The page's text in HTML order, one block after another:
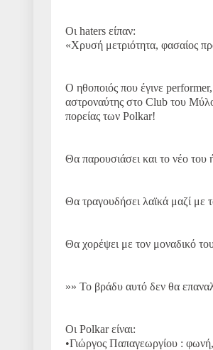
Οι haters είπαν:
«Χρυσή μετριότητα, φασαίος
Ο ηθοποιός που έγινε
αστροναύτης στο Club του
πορείας των Polkar!
Θα παρουσιάσει και το νέο του
Θα τραγουδήσει λαϊκά μαζί με
Θα χορέψει με τον μοναδικό
»» Το βράδυ αυτό δεν θα
Οι Polkar είναι:
•Γιώργος Παπαγεωργίου : φωνή,